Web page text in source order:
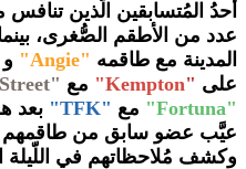
أحدُ المُتسابقين الّذين
عدد من الأطقم الصُّغرى،
المدينة مع طاقمه "Angie" و
على "
Kempton" مع "21st Street"،
"Fortuna"
مع "TFK"
بعد
عيَّب عضو سابق من طاقمهم
وكشف مُلاحظاتهم في اللّيلة